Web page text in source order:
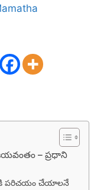
– ప్రధాని
పరిచయం చేయాలనే